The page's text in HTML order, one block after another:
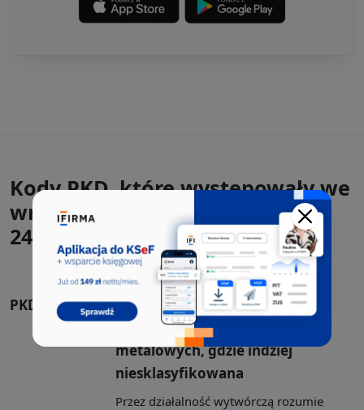
Kody PKD, które występowały we
wnioskach CEIDG-1 razem z
24.33.Z:
PKD 25.99.Z
Produkcja pozostałych
gotowych wyrobów
metalowych, gdzie indziej
niesklasyfikowana
Przez działalność wytwórczą rozumie